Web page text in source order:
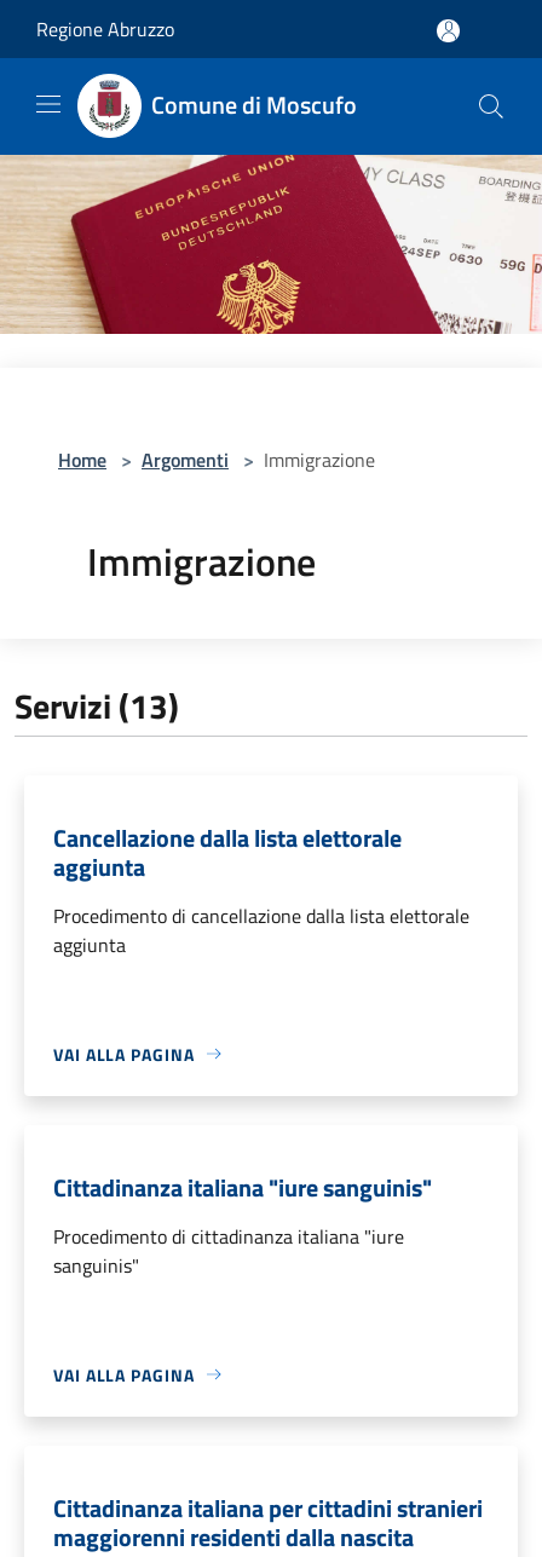
Regione Abruzzo
Comune di Moscufo
Home > Argomenti > Immigrazione
Immigrazione
Servizi (13)
Cancellazione dalla lista elettorale
aggiunta
Procedimento di cancellazione dalla lista elettorale
aggiunta
VAI ALLA PAGINA
Cittadinanza italiana "iure sanguinis"
Procedimento di cittadinanza italiana "iure
sanguinis"
VAI ALLA PAGINA
Cittadinanza italiana per cittadini stranieri
maggiorenni residenti dalla nascita